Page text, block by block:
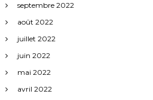
septembre 2022
août 2022
juillet 2022
juin 2022
mai 2022
avril 2022